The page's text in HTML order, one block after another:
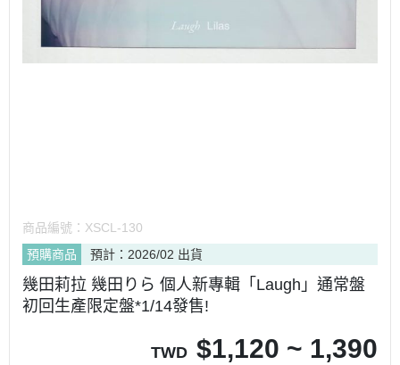
商品編號： XSCL-130
預購商品
預計：2026/02 出貨
幾田莉拉 幾田りら 個人新專輯「Laugh」通常盤
初回生產限定盤*1/14發售!
TWD $1,120 ~ 1,390